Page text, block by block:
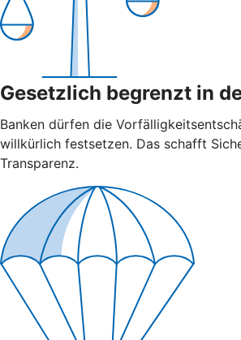
Gesetzlich begrenzt in
Banken dürfen die
willkürlich festsetzen. Das schafft
Transparenz.